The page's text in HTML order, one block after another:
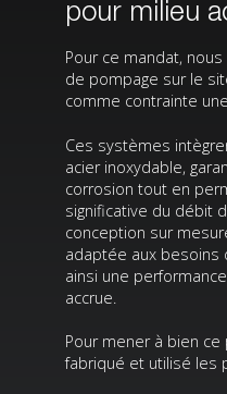
pour milieu
Pour ce mandat,
de pompage sur le
comme contrainte
Ces systèmes
acier inoxydable,
corrosion tout en
significative du débit
conception sur
adaptée aux besoins
ainsi une
accrue.
Pour mener à bien
fabriqué et utilisé les